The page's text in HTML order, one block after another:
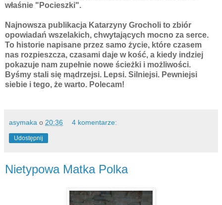
właśnie "Pocieszki".
Najnowsza publikacja Katarzyny Grocholi to zbiór
opowiadań wszelakich, chwytających mocno za serce.
To historie napisane przez samo życie, które czasem
nas rozpieszcza, czasami daje w kość, a kiedy indziej
pokazuje nam zupełnie nowe ścieżki i możliwości.
Byśmy stali się mądrzejsi. Lepsi. Silniejsi. Pewniejsi
siebie i tego, że warto. Polecam!
asymaka o 20:36 4 komentarze:
Udostępnij
Nietypowa Matka Polka